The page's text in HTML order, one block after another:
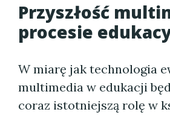
Przyszłość
procesie
W miarę jak technologia
multimedia w edukacji
coraz istotniejszą rolę w